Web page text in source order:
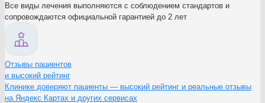
Все виды лечения выполняются с соблюдением стандартов и
сопровождаются официальной гарантией до 2 лет
Отзывы пациентов
и высокий рейтинг
Клинике доверяют пациенты — высокий рейтинг и реальные отзывы
на Яндекс Картах и других сервисах